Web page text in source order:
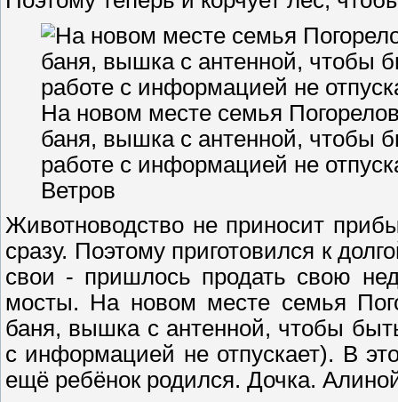
На новом месте семья
баня, вышка с антенной, чтобы
работе с информацией не
Ветров
Животноводство не приносит
сразу. Поэтому приготовился к
свои - пришлось продать свою
мосты. На новом месте семья
баня, вышка с антенной, чтобы
с информацией не отпускает). В
ещё ребёнок родился. Дочка.